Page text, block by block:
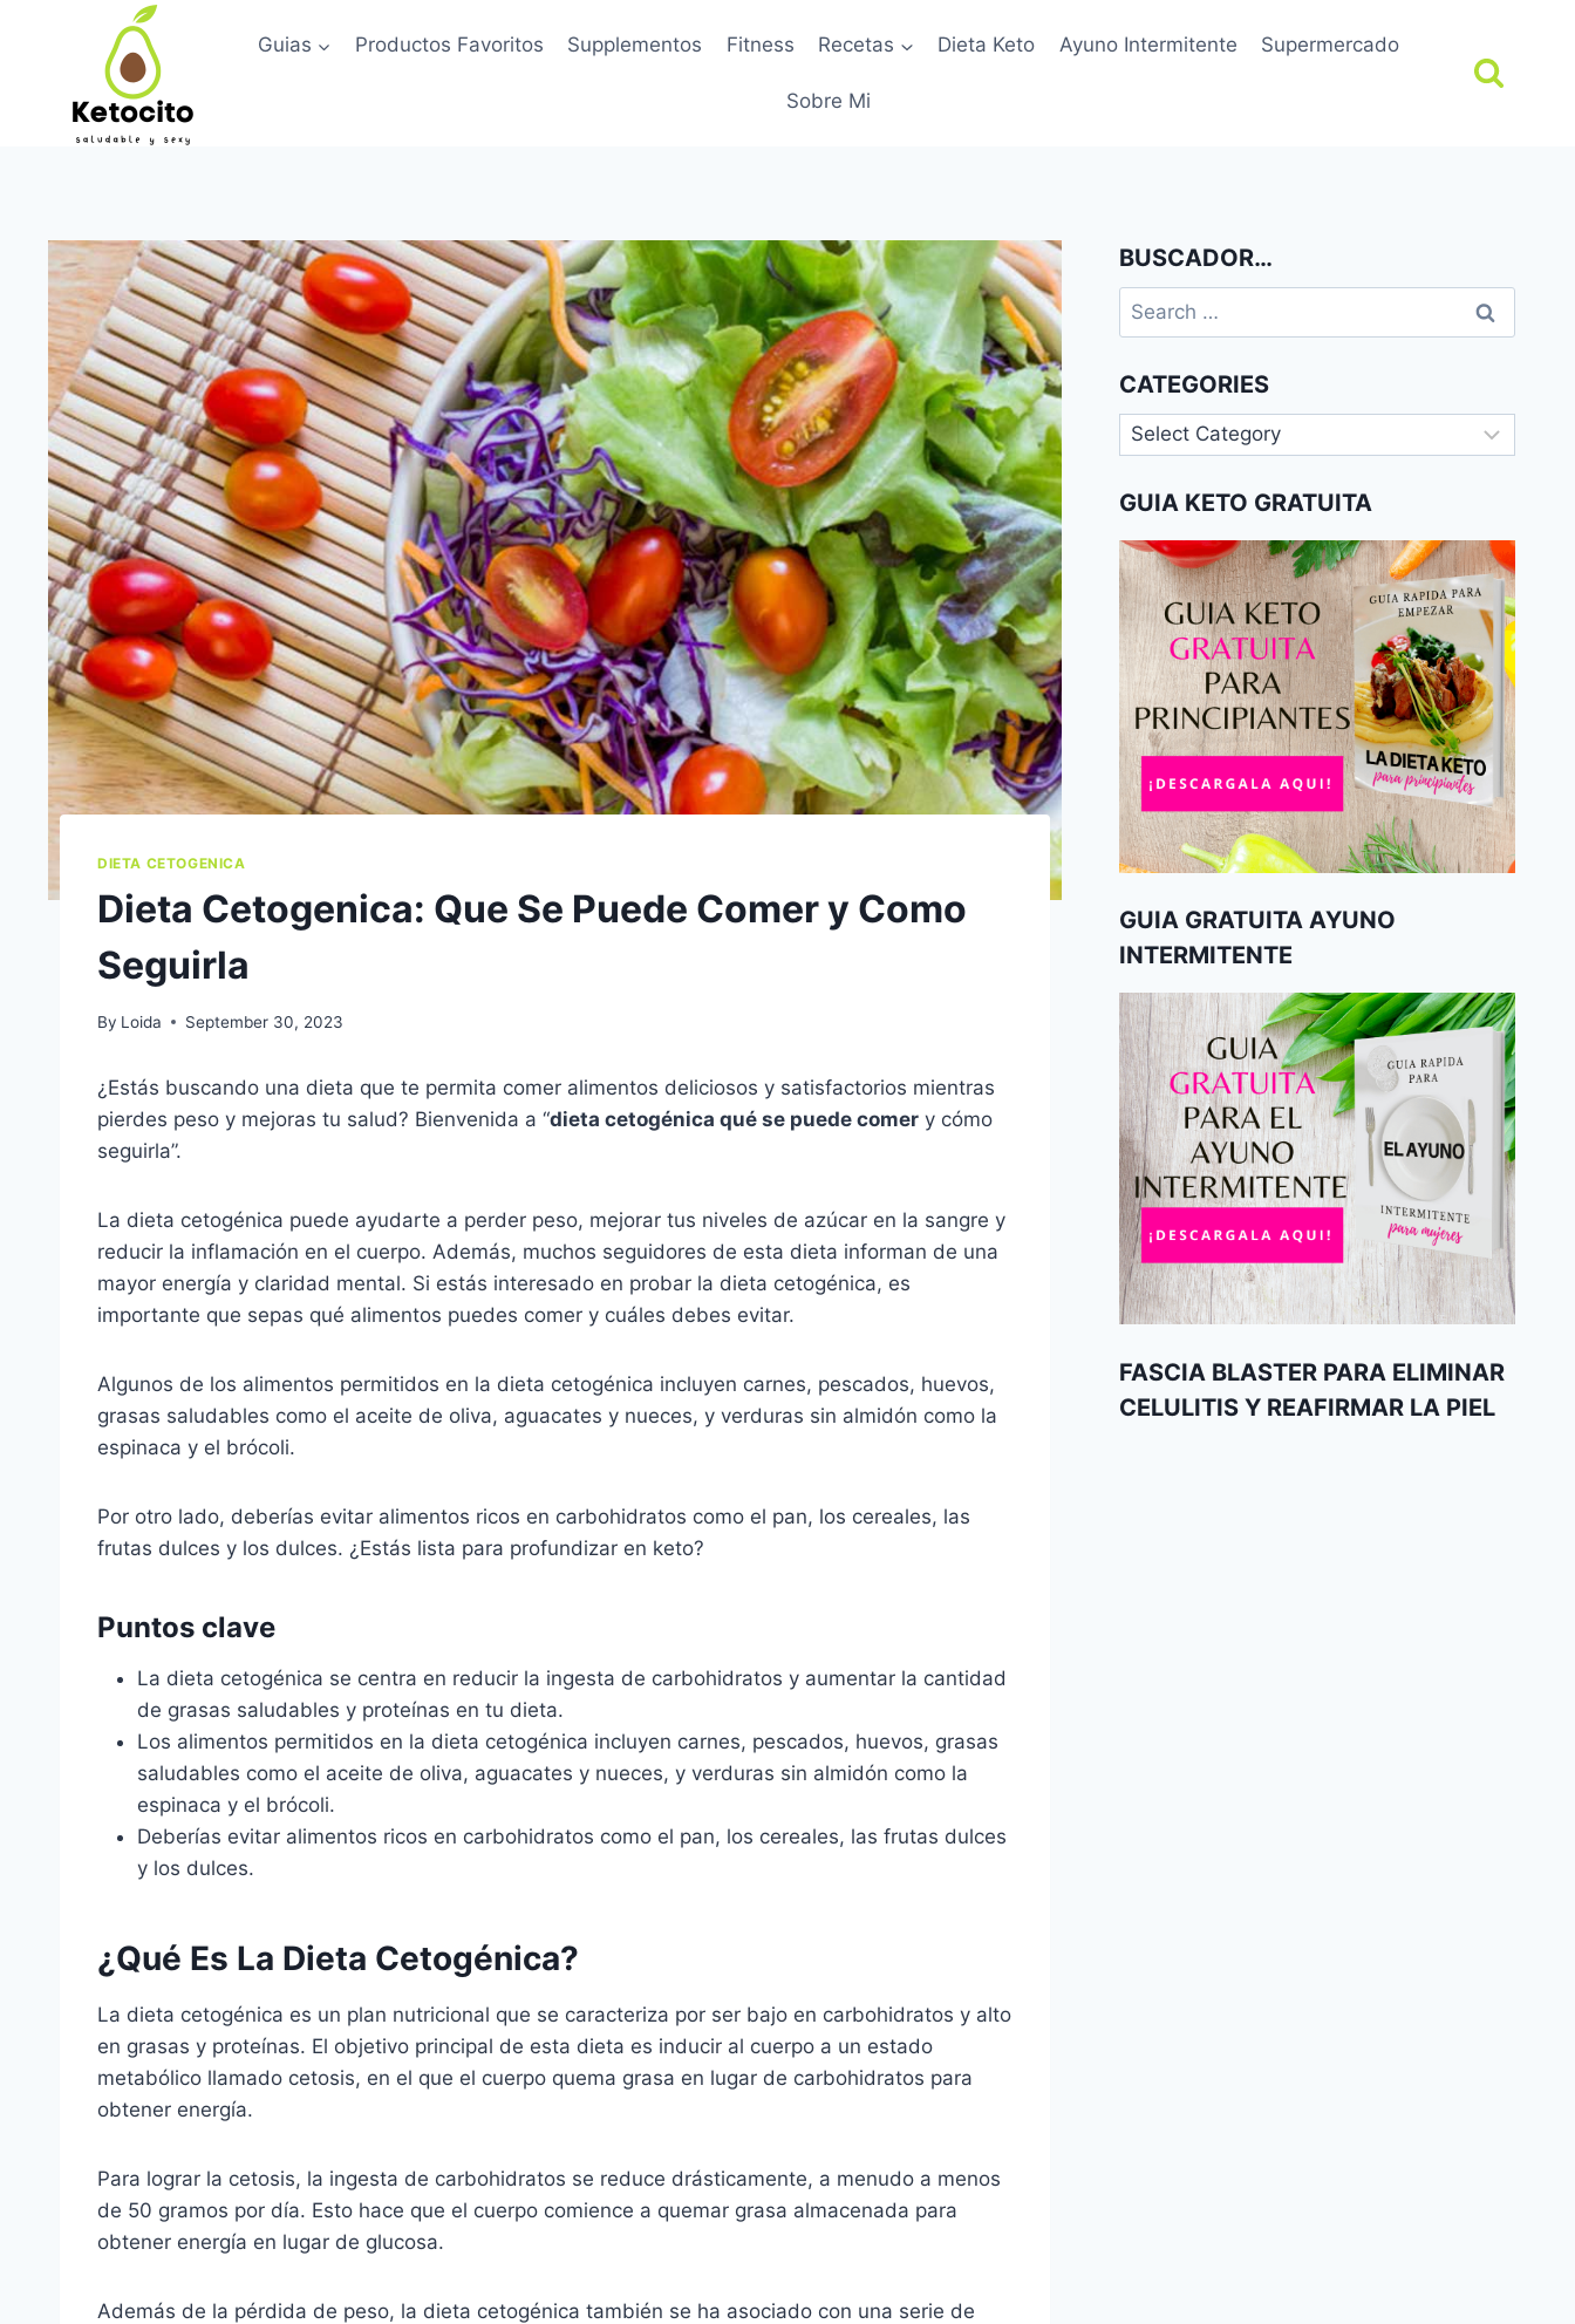
Guias Productos Favoritos Supplementos Fitness Recetas Dieta Keto Ayuno Intermitente Supermercado
Sobre Mi
DIETA CETOGENICA
Dieta Cetogenica: Que Se Puede Comer y Como
Seguirla
By Loida September 30, 2023
¿Estás buscando una dieta que te permita comer alimentos deliciosos y satisfactorios mientras
pierdes peso y mejoras tu salud? Bienvenida a “dieta cetogénica qué se puede comer y cómo
seguirla”.
La dieta cetogénica puede ayudarte a perder peso, mejorar tus niveles de azúcar en la sangre y
reducir la inflamación en el cuerpo. Además, muchos seguidores de esta dieta informan de una
mayor energía y claridad mental. Si estás interesado en probar la dieta cetogénica, es
importante que sepas qué alimentos puedes comer y cuáles debes evitar.
Algunos de los alimentos permitidos en la dieta cetogénica incluyen carnes, pescados, huevos,
grasas saludables como el aceite de oliva, aguacates y nueces, y verduras sin almidón como la
espinaca y el brócoli.
Por otro lado, deberías evitar alimentos ricos en carbohidratos como el pan, los cereales, las
frutas dulces y los dulces. ¿Estás lista para profundizar en keto?
Puntos clave
La dieta cetogénica se centra en reducir la ingesta de carbohidratos y aumentar la cantidad
de grasas saludables y proteínas en tu dieta.
Los alimentos permitidos en la dieta cetogénica incluyen carnes, pescados, huevos, grasas
saludables como el aceite de oliva, aguacates y nueces, y verduras sin almidón como la
espinaca y el brócoli.
Deberías evitar alimentos ricos en carbohidratos como el pan, los cereales, las frutas dulces
y los dulces.
¿Qué Es La Dieta Cetogénica?
La dieta cetogénica es un plan nutricional que se caracteriza por ser bajo en carbohidratos y alto
en grasas y proteínas. El objetivo principal de esta dieta es inducir al cuerpo a un estado
metabólico llamado cetosis, en el que el cuerpo quema grasa en lugar de carbohidratos para
obtener energía.
Para lograr la cetosis, la ingesta de carbohidratos se reduce drásticamente, a menudo a menos
de 50 gramos por día. Esto hace que el cuerpo comience a quemar grasa almacenada para
obtener energía en lugar de glucosa.
Además de la pérdida de peso, la dieta cetogénica también se ha asociado con una serie de
BUSCADOR…
Search
for:
CATEGORIES
Categories
GUIA KETO GRATUITA
GUIA GRATUITA AYUNO
INTERMITENTE
FASCIA BLASTER PARA ELIMINAR
CELULITIS Y REAFIRMAR LA PIEL